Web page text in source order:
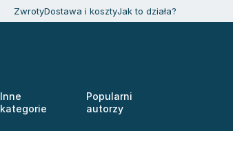
ZwrotyDostawa i kosztyJak to działa?
Inne
kategorie
Popularni
autorzy